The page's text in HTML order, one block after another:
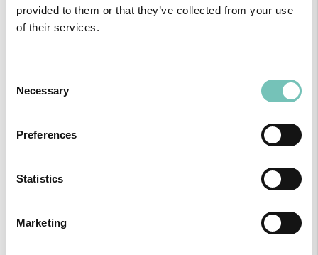
provided to them or that they’ve collected from your use
of their services.
Selection
Necessary
Preferences
Statistics
Marketing